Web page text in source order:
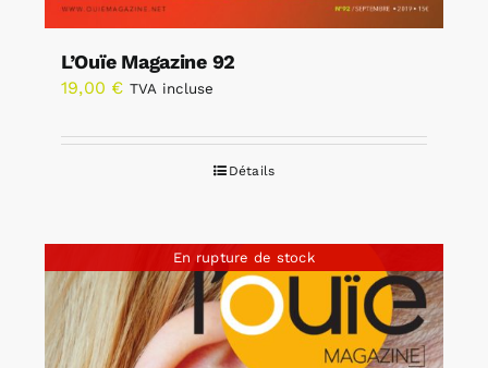
L’Ouïe Magazine 92
19,00 € TVA incluse
Détails
En rupture de stock